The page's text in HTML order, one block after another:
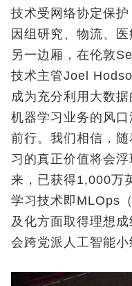
技术受网络协定保
因组研究、物流、
另一边厢，在伦敦
技术主管Joel
成为充分利用大数
机器学习业务的风
前行。我们相信，
习的真正价值将会
来，已获得1,000万
学习技术即MLOps
及化方面取得理想
会跨党派人工智能小